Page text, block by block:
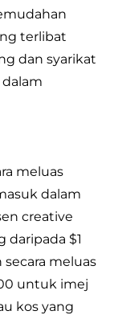
terlibat
dan syarikat
meluas
dalam
creative
daripada $1
meluas
untuk imej
kos yang